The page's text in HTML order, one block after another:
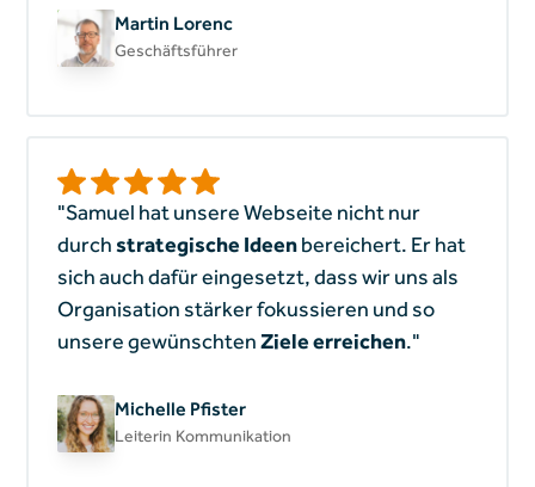
Martin Lorenc
Geschäftsführer
"Samuel hat unsere Webseite nicht nur
durchstrategische Ideenbereichert. Er hat
sich auch dafür eingesetzt, dass wir uns als
Organisation stärker fokussieren und so
unsere gewünschtenZiele erreichen."
Michelle Pfister
Leiterin Kommunikation